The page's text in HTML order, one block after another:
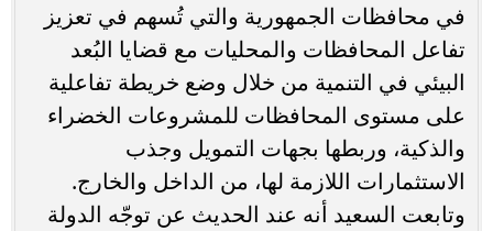
في محافظات الجمهورية والتي تُسهم في تعزيز
تفاعل المحافظات والمحليات مع قضايا البُعد
البيئي في التنمية من خلال وضع خريطة تفاعلية
على مستوى المحافظات للمشروعات الخضراء
والذكية، وربطها بجهات التمويل وجذب
الاستثمارات اللازمة لها، من الداخل والخارج.
وتابعت السعيد أنه عند الحديث عن توجّه الدولة